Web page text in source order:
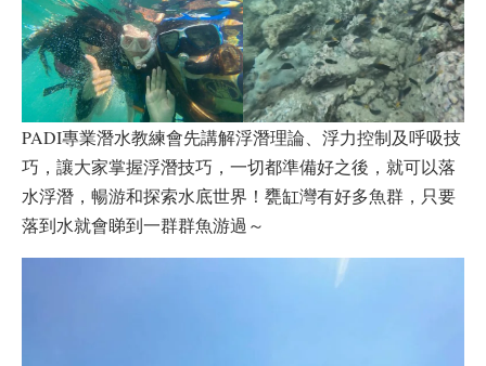
PADI專業潛水教練會先講解浮潛理論、浮力控制及呼吸技
巧，讓大家掌握浮潛技巧，一切都準備好之後，就可以落
水浮潛，暢游和探索水底世界！甕缸灣有好多魚群，只要
落到水就會睇到一群群魚游過～